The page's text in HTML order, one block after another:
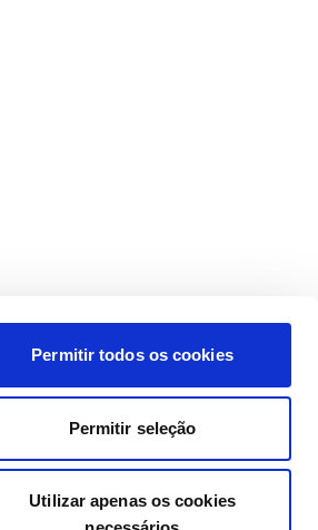
Permitir todos os cookies
Permitir seleção
Utilizar apenas os cookies